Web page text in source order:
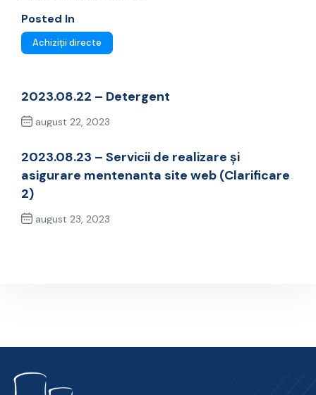
Posted In
Achiziții directe
2023.08.22 – Detergent
august 22, 2023
2023.08.23 – Servicii de realizare și
asigurare mentenanta site web (Clarificare
2)
august 23, 2023